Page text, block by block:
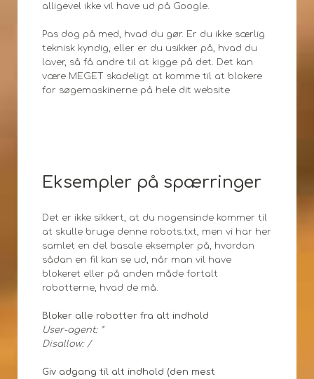
alligevel ikke vil have ud på Google.
Pas dog på med, hvad du gør. Er du ikke særlig
teknisk kyndig, eller er du usikker på, hvad du
laver, så få andre til at kigge på det. Det kan
være MEGET skadeligt at komme til at blokere
for søgemaskinerne på hele dit website
Eksempler på spærringer
Det er ikke sikkert, at du nogensinde kommer til
at skulle bruge denne robots.txt, men vi har her
samlet en del basale eksempler på, hvordan
sådan en fil kan se ud, når man vil have
blokeret eller på anden måde fortalt
robotterne, hvad de må.
Bloker alle robotter fra alt indhold
User-agent: *
Disallow: /
Giv adgang til alt indhold (den mest